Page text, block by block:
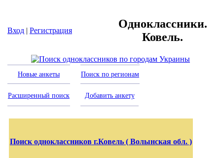
Вход | Регистрация
Одноклассники.
Ковель.
Новые анкеты Поиск по регионам
Расширенный поиск Добавить анкету
Поиск одноклассников г.Ковель ( Волынская обл. )